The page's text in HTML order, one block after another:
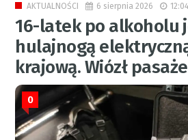
AKTUALNOŚCI 6 sierpnia 2026 12:04
16-latek po alkoholu
hulajnogą
krajową. Wiózł
0